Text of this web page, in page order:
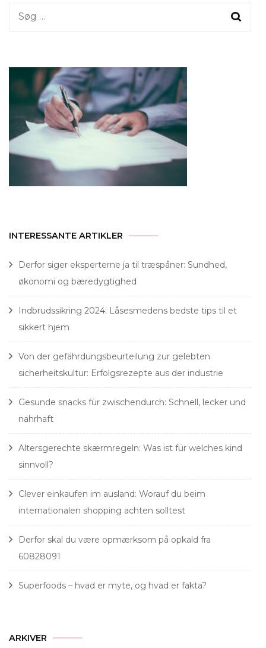
Søg
INTERESSANTE ARTIKLER
Derfor siger eksperterne ja til træspåner: Sundhed,
økonomi og bæredygtighed
Indbrudssikring 2024: Låsesmedens bedste tips til et
sikkert hjem
Von der gefährdungsbeurteilung zur gelebten
sicherheitskultur: Erfolgsrezepte aus der industrie
Gesunde snacks für zwischendurch: Schnell, lecker und
nahrhaft
Altersgerechte skærmregeln: Was ist für welches kind
sinnvoll?
Clever einkaufen im ausland: Worauf du beim
internationalen shopping achten solltest
Derfor skal du være opmærksom på opkald fra
60828091
Superfoods – hvad er myte, og hvad er fakta?
ARKIVER